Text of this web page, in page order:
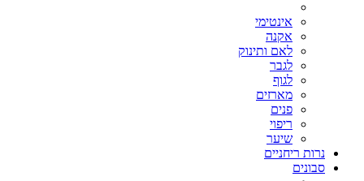
אינטימי
אקנה
לאם ותינוק
לגבר
לגוף
מארזים
פנים
ריפוי
שיער
נרות ריחניים
סבונים